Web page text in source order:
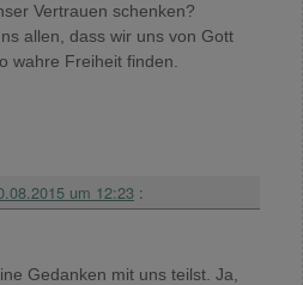
Vertrauen schenken?
allen, dass wir uns von Gott
wahre Freiheit finden.
um 12:23 :
Gedanken mit uns teilst. Ja,